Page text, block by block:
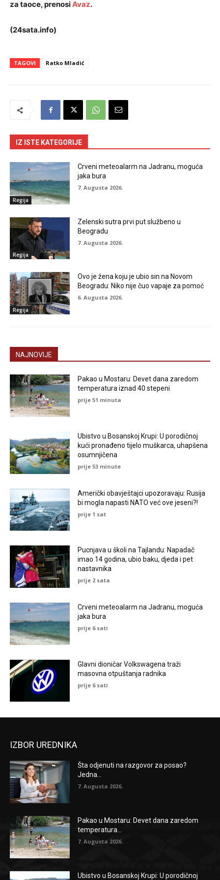
za taoce, prenosiAvaz.
(24sata.info)
TAGOVI Ratko Mladić
IZ ISTE KATEGORIJE
Regija
Crveni meteoalarm na Jadranu, moguća
jaka bura
7. Augusta 2026.
Regija
Zelenski sutra prvi put službeno u
Beogradu
7. Augusta 2026.
Regija
Ovo je žena koju je ubio sin na Novom
Beogradu: Niko nije čuo vapaje za pomoć
6. Augusta 2026.
NAJNOVIJE
Pakao u Mostaru: Devet dana zaredom
temperatura iznad 40 stepeni
prije 51 minuta
Ubistvo u Bosanskoj Krupi: U porodičnoj
kući pronađeno tijelo muškarca, uhapšena
osumnjičena
prije 53 minute
Američki obavještajci upozoravaju: Rusija
bi mogla napasti NATO već ove jeseni?!
prije 1 sat
Pucnjava u školi na Tajlandu: Napadač
imao 14 godina, ubio baku, djeda i pet
nastavnika
prije 2 sata
Crveni meteoalarm na Jadranu, moguća
jaka bura
prije 6 sati
Glavni dioničar Volkswagena traži
masovna otpuštanja radnika
prije 6 sati
IZBOR UREDNIKA
Šta odjenuti na razgovor za posao?
Jedna...
7. Augusta 2026.
Pakao u Mostaru: Devet dana zaredom
temperatura...
7. Augusta 2026.
Ubistvo u Bosanskoj Krupi: U porodičnoj